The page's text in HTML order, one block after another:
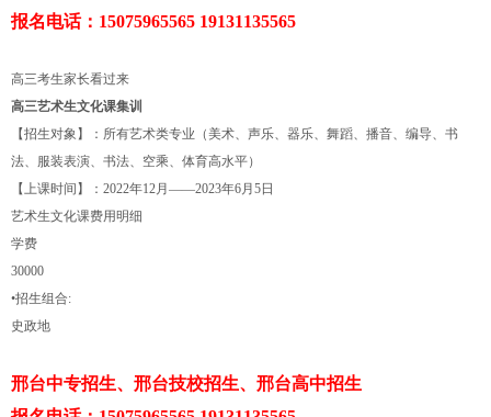
报名电话：15075965565 19131135565
高三考生家长看过来
高三艺术生文化课集训
【招生对象】：所有艺术类专业（美术、声乐、器乐、舞蹈、播音、编导、书
法、服装表演、书法、空乘、体育高水平）
【上课时间】：2022年12月——2023年6月5日
艺术生文化课费用明细
学费
30000
•招生组合:
史政地
邢台中专招生、邢台技校招生、邢台高中招生